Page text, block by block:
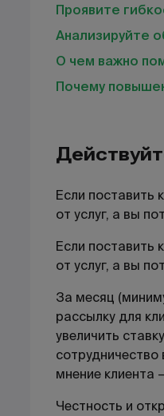
Проявите
Анализируйте
О чем важно
Почему
Если поставить
от услуг, а вы
Если поставить
от услуг, а вы
За месяц
рассылку для
увеличить
мнение клиента
Честность и